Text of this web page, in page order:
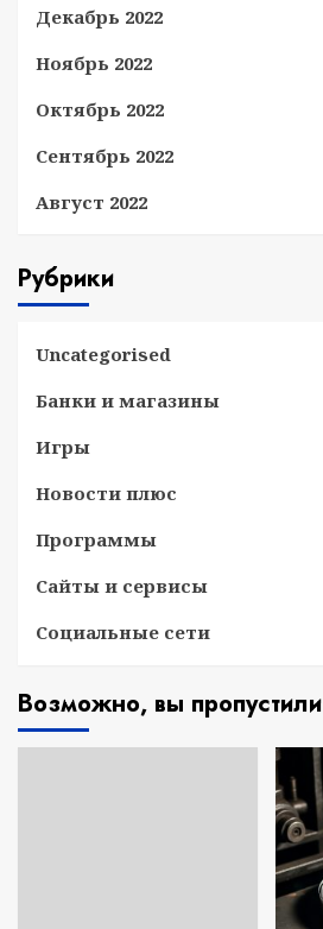
Декабрь 2022
Ноябрь 2022
Октябрь 2022
Сентябрь 2022
Август 2022
Рубрики
Uncategorised
Банки и магазины
Игры
Новости плюс
Программы
Сайты и сервисы
Социальные сети
Возможно, вы пропустили